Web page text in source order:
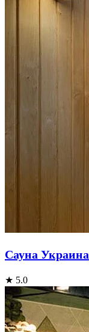
Сауна Украина
★ 5.0